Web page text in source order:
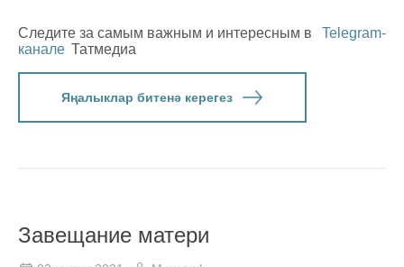
Следите за самым важным и интересным в
Telegram-
канале Татмедиа
Яңалыклар битенә керегез
Завещание матери